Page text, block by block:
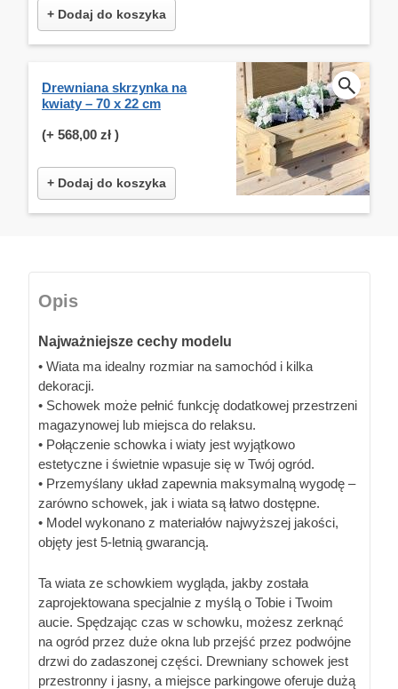
+ Dodaj do koszyka
Drewniana skrzynka na
kwiaty – 70 x 22 cm
(+ 568,00 zł )
+ Dodaj do koszyka
Opis
Najważniejsze cechy modelu
• Wiata ma idealny rozmiar na samochód i kilka
dekoracji.
• Schowek może pełnić funkcję dodatkowej przestrzeni
magazynowej lub miejsca do relaksu.
• Połączenie schowka i wiaty jest wyjątkowo
estetyczne i świetnie wpasuje się w Twój ogród.
• Przemyślany układ zapewnia maksymalną wygodę –
zarówno schowek, jak i wiata są łatwo dostępne.
• Model wykonano z materiałów najwyższej jakości,
objęty jest 5-letnią gwarancją.
Ta wiata ze schowkiem wygląda, jakby została
zaprojektowana specjalnie z myślą o Tobie i Twoim
aucie. Spędzając czas w schowku, możesz zerknąć
na ogród przez duże okna lub przejść przez podwójne
drzwi do zadaszonej części. Drewniany schowek jest
przestronny i jasny, a miejsce parkingowe oferuje dużą